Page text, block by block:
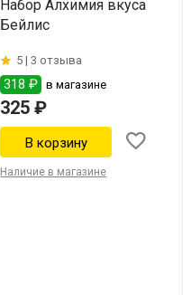
Набор Алхимия вкуса
Бейлис
5 |3 отзыва
318 ₽ в магазине
325 ₽
Наличие в магазине